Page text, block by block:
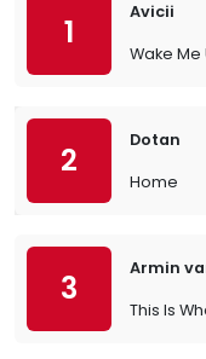
1
Avicii
Wake Me
2
Dotan
Home
3
Armin
This Is